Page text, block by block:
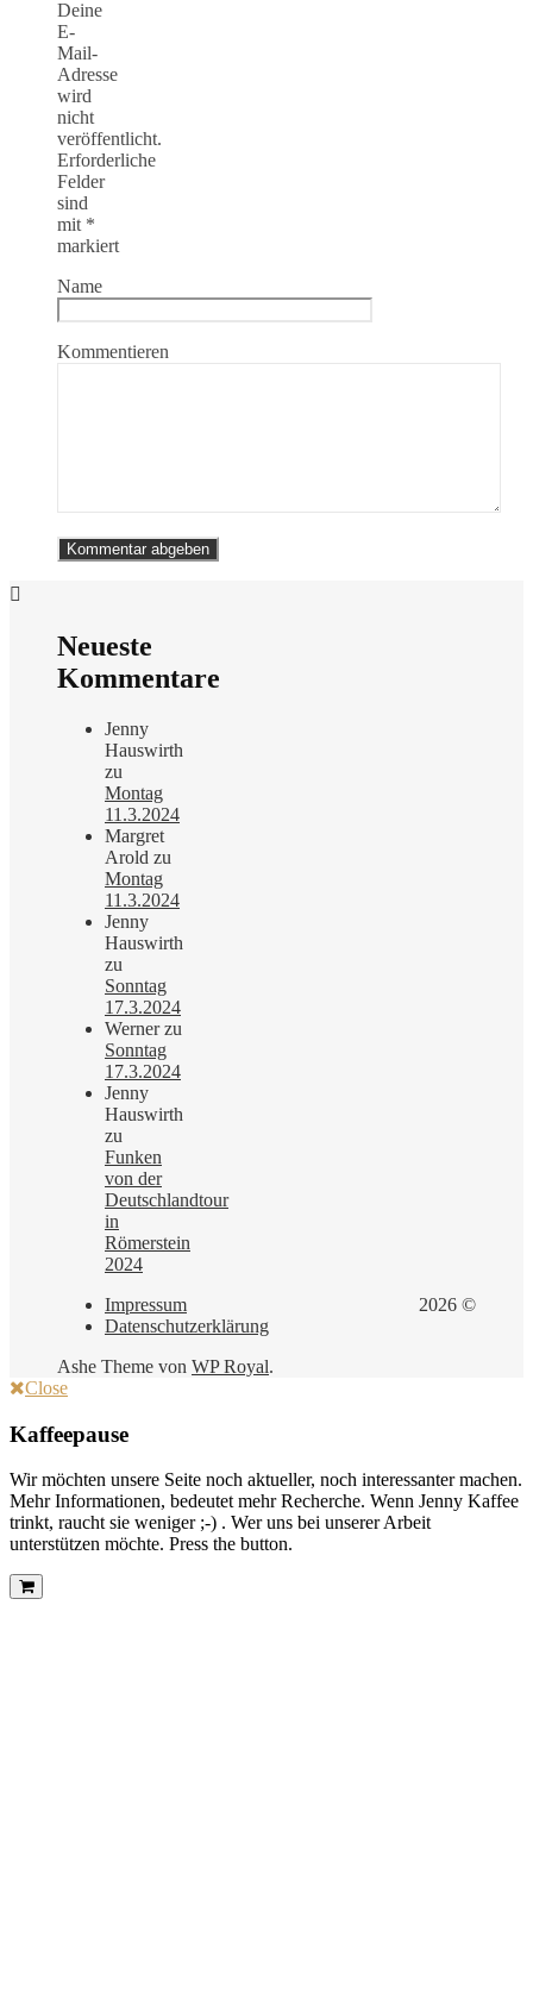
Deine
E-
Mail-
Adresse
wird
nicht
veröffentlicht.
Erforderliche
Felder
sind
mit *
markiert
Name
Kommentieren
Neueste
Kommentare
Jenny
Hauswirth
zu
Montag
11.3.2024
Margret
Arold zu
Montag
11.3.2024
Jenny
Hauswirth
zu
Sonntag
17.3.2024
Wernerzu
Sonntag
17.3.2024
Jenny
Hauswirth
zu
Funken
von der
Deutschlandtour
in
Römerstein
2024
2026 ©
Impressum
Datenschutzerklärung
Ashe Theme von WP Royal.
Close
Kaffeepause
Wir möchten unsere Seite noch aktueller, noch interessanter machen.
Mehr Informationen, bedeutet mehr Recherche. Wenn Jenny Kaffee
trinkt, raucht sie weniger ;-) . Wer uns bei unserer Arbeit
unterstützen möchte. Press the button.